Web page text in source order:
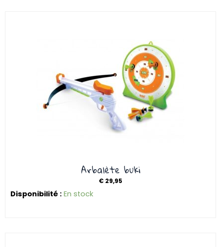
Arbalète buki
€ 29,95
Disponibilité : En stock